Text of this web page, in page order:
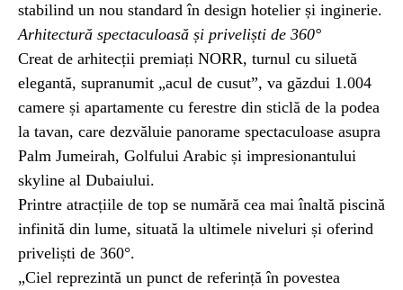
stabilind un nou standard în design hotelier și inginerie.
Arhitectură spectaculoasă și priveliști de 360°
Creat de arhitecții premiați NORR, turnul cu siluetă
elegantă, supranumit „acul de cusut”, va găzdui 1.004
camere și apartamente cu ferestre din sticlă de la podea
la tavan, care dezvăluie panorame spectaculoase asupra
Palm Jumeirah, Golfului Arabic și impresionantului
skyline al Dubaiului.
Printre atracțiile de top se numără cea mai înaltă piscină
infinită din lume, situată la ultimele niveluri și oferind
priveliști de 360°.
„Ciel reprezintă un punct de referință în povestea